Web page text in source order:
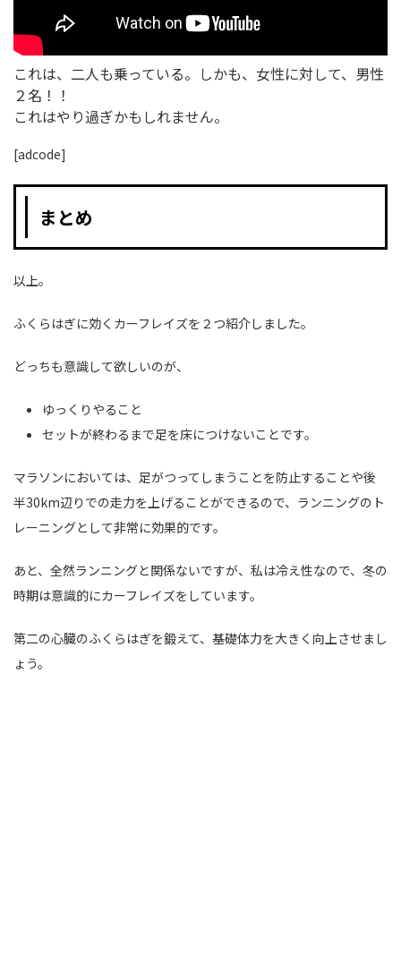
これは、二人も乗っている。しかも、女性に対して、男性
２名！！
これはやり過ぎかもしれません。
[adcode]
まとめ
以上。
ふくらはぎに効くカーフレイズを２つ紹介しました。
どっちも意識して欲しいのが、
ゆっくりやること
セットが終わるまで足を床につけないことです。
マラソンにおいては、足がつってしまうことを防止することや後
半30km辺りでの走力を上げることができるので、ランニングのト
レーニングとして非常に効果的です。
あと、全然ランニングと関係ないですが、私は冷え性なので、冬の
時期は意識的にカーフレイズをしています。
第二の心臓のふくらはぎを鍛えて、基礎体力を大きく向上させまし
ょう。